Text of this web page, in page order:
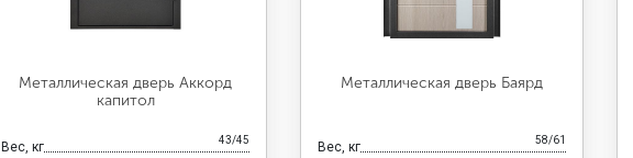
Металлическая дверь Аккорд
капитол
Вес, кг 43/45
Металлическая дверь Баярд
Вес, кг 58/61